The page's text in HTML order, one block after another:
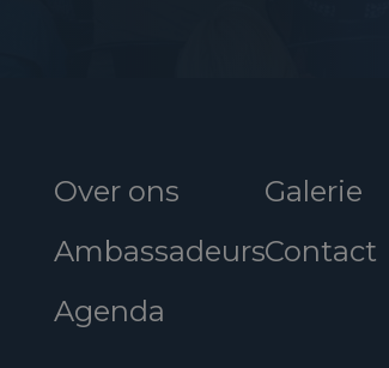
Over ons
Ambassadeurs
Agenda
Galerie
Contact